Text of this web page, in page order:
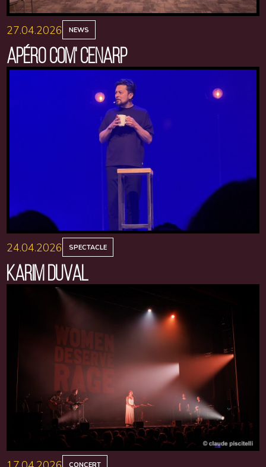
27.04.2026 NEWS
APÉRO COM' CENARP
24.04.2026 SPECTACLE
KARIM DUVAL
CONCERT